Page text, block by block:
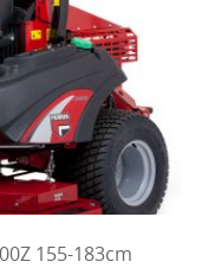
155-183cm